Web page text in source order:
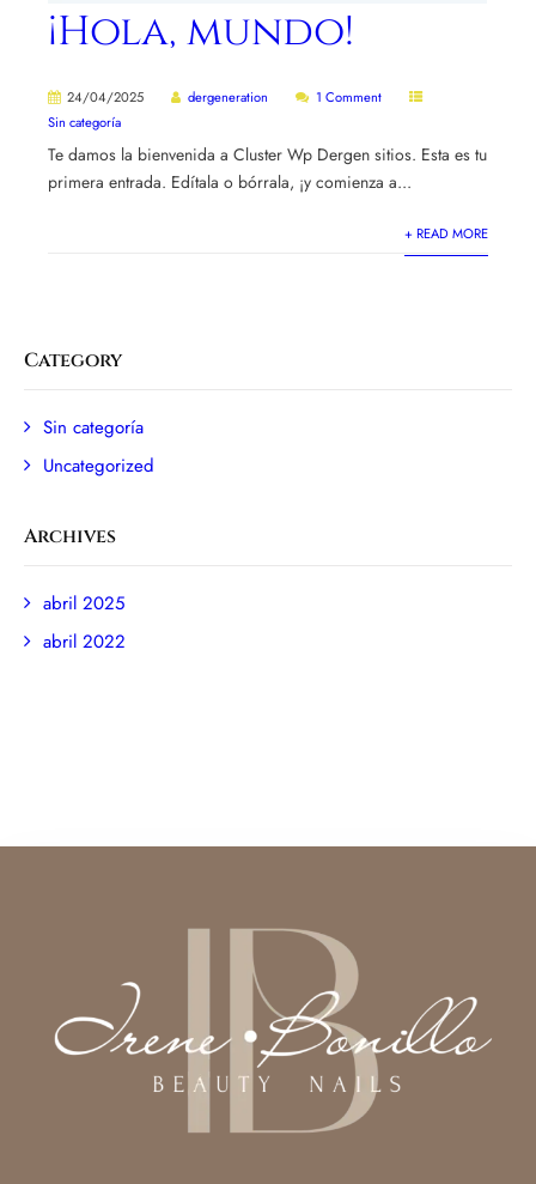
¡Hola, mundo!
24/04/2025 dergeneration
1 Comment
Sin categoría
Te damos la bienvenida a Cluster Wp Dergen sitios. Esta es tu
primera entrada. Edítala o bórrala, ¡y comienza a...
+ READ MORE
Category
Sin categoría
Uncategorized
Archives
abril 2025
abril 2022